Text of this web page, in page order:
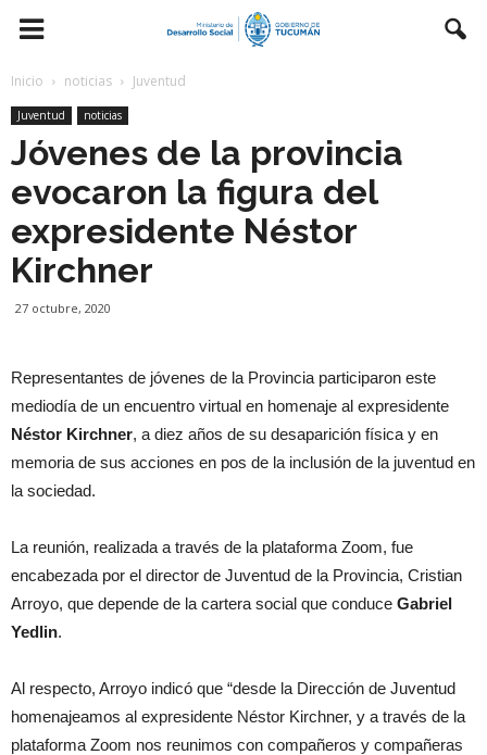
Inicio noticias Juventud
Juventud noticias
Jóvenes de la provincia
evocaron la figura del
expresidente Néstor
Kirchner
27 octubre, 2020
Representantes de jóvenes de la Provincia participaron este
mediodía de un encuentro virtual en homenaje al expresidente
Néstor Kirchner, a diez años de su desaparición física y en
memoria de sus acciones en pos de la inclusión de la juventud en
la sociedad.
La reunión, realizada a través de la plataforma Zoom, fue
encabezada por el director de Juventud de la Provincia, Cristian
Arroyo, que depende de la cartera social que conduce Gabriel
Yedlin.
Al respecto, Arroyo indicó que “desde la Dirección de Juventud
homenajeamos al expresidente Néstor Kirchner, y a través de la
plataforma Zoom nos reunimos con compañeros y compañeras